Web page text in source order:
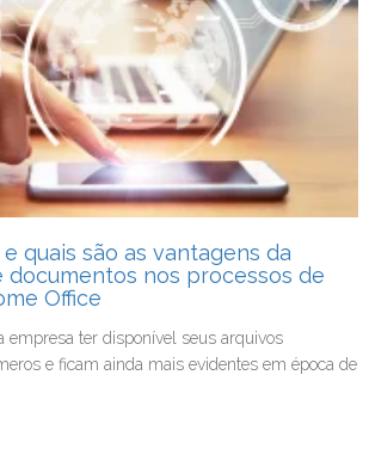
quais são as vantagens da
documentos nos processos de
Office
empresa ter disponível seus arquivos
e ficam ainda mais evidentes em época de